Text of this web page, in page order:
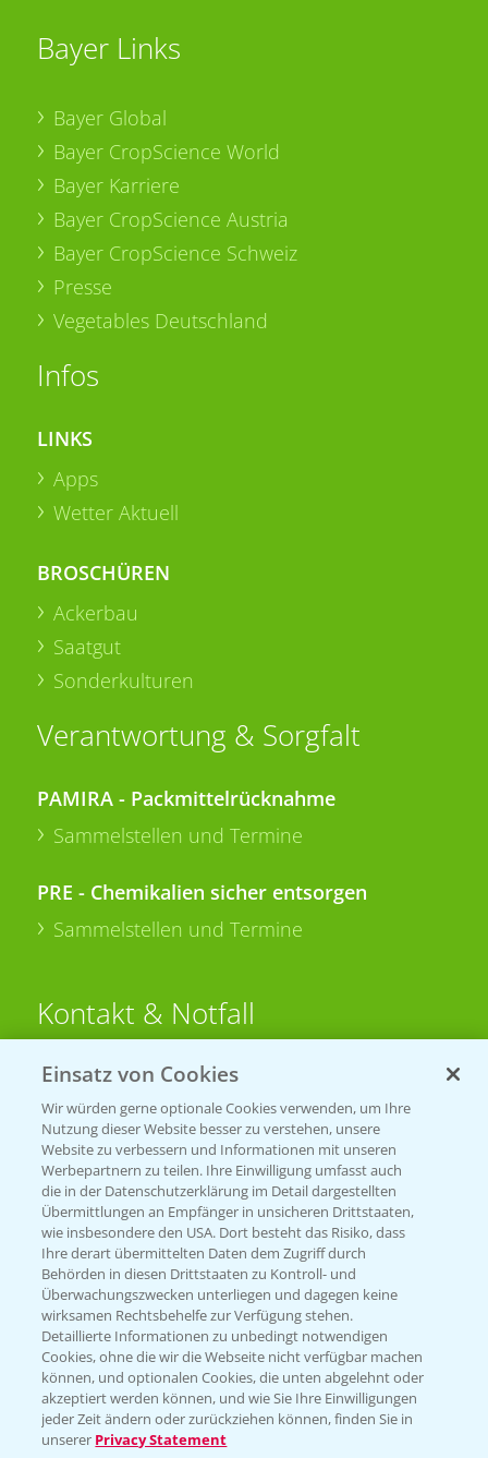
Bayer Links
Bayer Global
Bayer CropScience World
Bayer Karriere
Bayer CropScience Austria
Bayer CropScience Schweiz
Presse
Vegetables Deutschland
Infos
LINKS
Apps
Wetter Aktuell
BROSCHÜREN
Ackerbau
Saatgut
Sonderkulturen
Verantwortung & Sorgfalt
PAMIRA - Packmittelrücknahme
Sammelstellen und Termine
PRE - Chemikalien sicher entsorgen
Sammelstellen und Termine
Kontakt & Notfall
Beratung auf WhatsApp
T.+49 (0)174 346 564 1
KONTAKT
Hilfe in Notfällen
T.+49 (0)214/30-20220
Folgen Sie uns
Einsatz von Cookies
Wir würden gerne optionale Cookies verwenden, um Ihre
Nutzung dieser Website besser zu verstehen, unsere
Website zu verbessern und Informationen mit unseren
Werbepartnern zu teilen. Ihre Einwilligung umfasst auch
die in der Datenschutzerklärung im Detail dargestellten
Übermittlungen an Empfänger in unsicheren Drittstaaten,
wie insbesondere den USA. Dort besteht das Risiko, dass
Ihre derart übermittelten Daten dem Zugriff durch
Behörden in diesen Drittstaaten zu Kontroll- und
Überwachungszwecken unterliegen und dagegen keine
wirksamen Rechtsbehelfe zur Verfügung stehen.
Detaillierte Informationen zu unbedingt notwendigen
Cookies, ohne die wir die Webseite nicht verfügbar machen
können, und optionalen Cookies, die unten abgelehnt oder
akzeptiert werden können, und wie Sie Ihre Einwilligungen
jeder Zeit ändern oder zurückziehen können, finden Sie in
unserer Privacy Statement